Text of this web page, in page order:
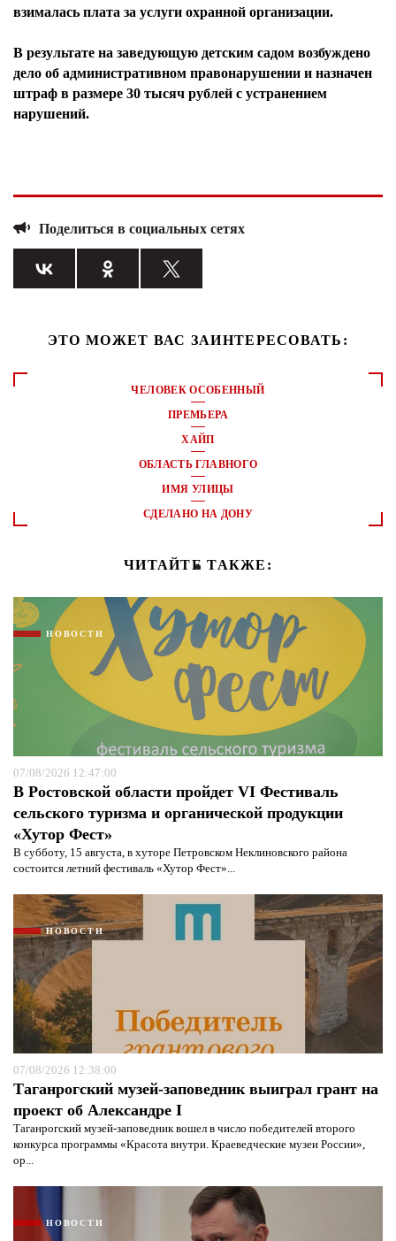
взималась плата за услуги охранной организации.
В результате на заведующую детским садом возбуждено
дело об административном правонарушении и назначен
штраф в размере 30 тысяч рублей с устранением
нарушений.
Поделиться в социальных сетях
ЭТО МОЖЕТ ВАС ЗАИНТЕРЕСОВАТЬ:
ЧЕЛОВЕК ОСОБЕННЫЙ
ПРЕМЬЕРА
ХАЙП
ОБЛАСТЬ ГЛАВНОГО
ИМЯ УЛИЦЫ
СДЕЛАНО НА ДОНУ
ЧИТАЙТЕ ТАКЖЕ:
НОВОСТИ
07/08/2026 12:47:00
В Ростовской области пройдет VI Фестиваль
сельского туризма и органической продукции
«Хутор Фест»
В субботу, 15 августа, в хуторе Петровском Неклиновского района
состоится летний фестиваль «Хутор Фест»...
НОВОСТИ
07/08/2026 12:38:00
Таганрогский музей-заповедник выиграл грант на
проект об Александре I
Таганрогский музей-заповедник вошел в число победителей второго
конкурса программы «Красота внутри. Краеведческие музеи России»,
ор...
НОВОСТИ